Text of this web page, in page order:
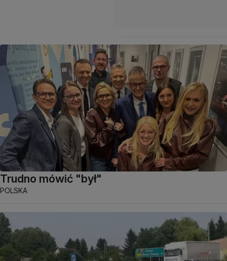
Trudno mówić "był"
POLSKA